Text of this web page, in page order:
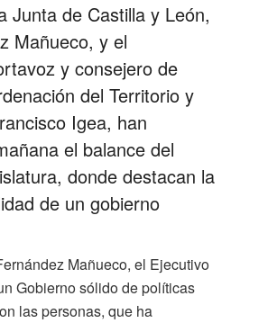
Junta de Castilla y León,
Mañueco, y el
y consejero de
del Territorio y
Igea, han
el balance del
donde destacan la
de un gobierno
Mañueco, el Ejecutivo
Gobierno sólido de políticas
las personas, que ha